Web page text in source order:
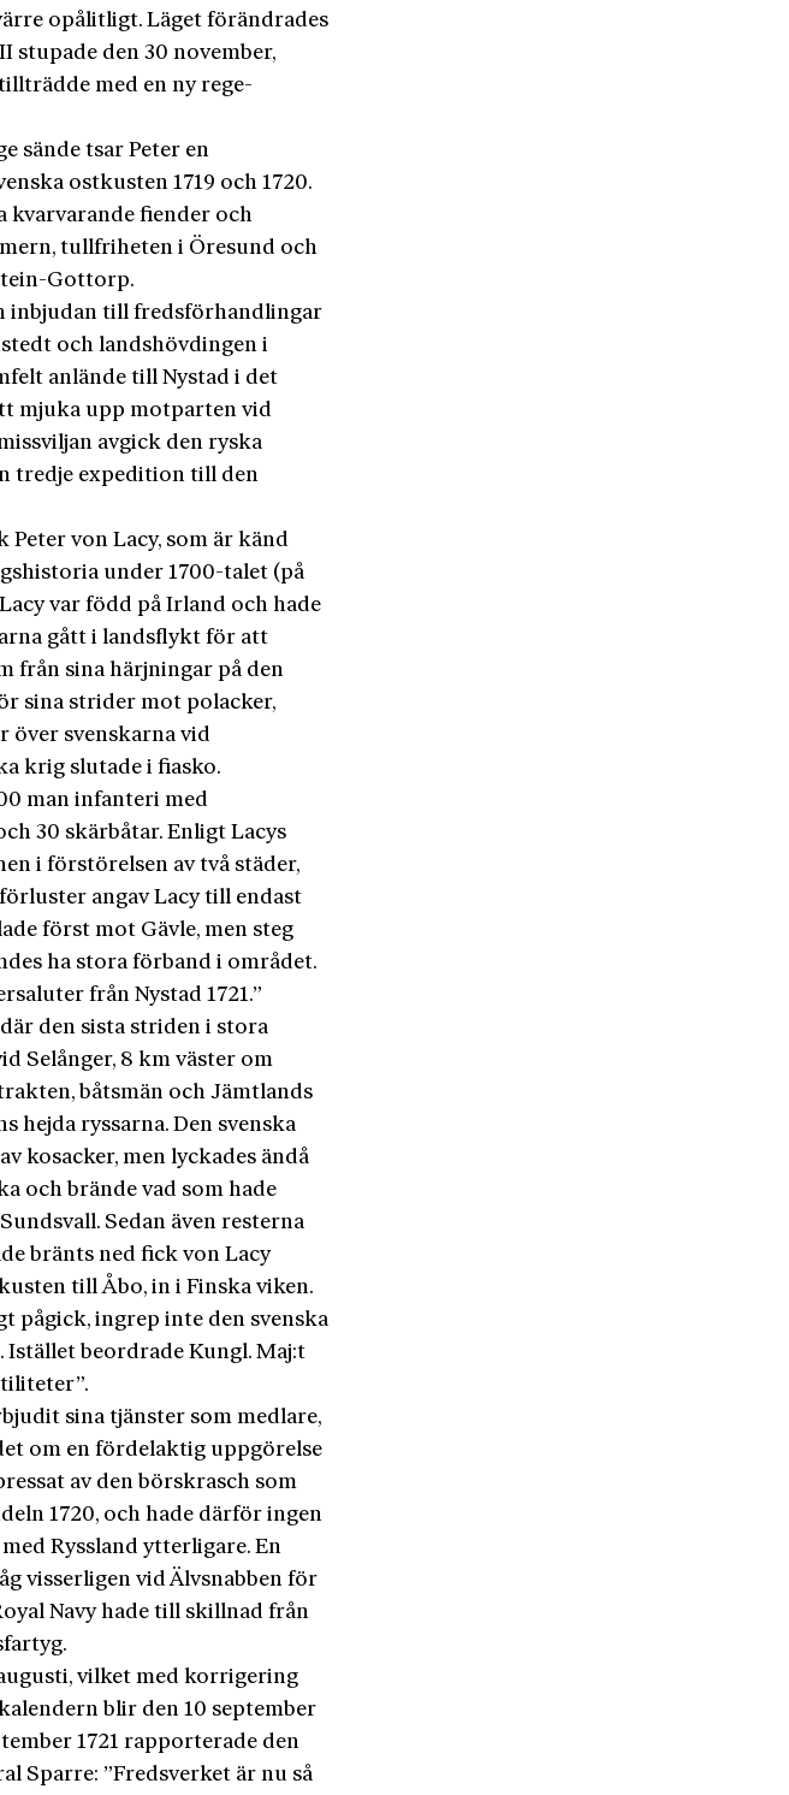
opålitligt. Läget förändrades
stupade den 30 november,
med en ny rege­
sände tsar Peter en
ostkusten 1719 och 1720.
kvarvarande fiender och
tullfriheten i Öresund och
Gottorp.
inbjudan till fredsförhandlingar
och landshövdingen i
anlände till Nystad i det
mjuka upp motparten vid
avgick den ryska
tredje expedition till den
von Lacy, som är känd
under 1700-talet (på
var född på Irland och hade
gått i landsflykt för att
från sina härjningar på den
sina strider mot polacker,
över svenskarna vid
krig slutade i fiasko.
man infanteri med
30 skärbåtar. Enligt Lacys
i förstörelsen av två städer,
angav Lacy till endast
först mot Gävle, men steg
ha stora förband i området.
från Nystad 1721.”
den sista striden i stora
Selånger, 8 km väster om
båtsmän och Jämtlands
hejda ryssarna. Den svenska
kosacker, men lyckades ändå
och brände vad som hade
Sedan även resterna
bränts ned fick von Lacy
till Åbo, in i Finska viken.
pågick, ingrep inte den svenska
beord­rade Kungl. Maj:t
sina tjänster som medlare,
om en fördelaktig uppgörelse
av den börskrasch som
1720, och hade därför ingen
Ryssland ytterligare. En
visserligen vid Älvsnabben för
Navy hade till skillnad från
vilket med korrigering
blir den 10 september
1721 rapporterade den
Sparre: ”Fredsverket är nu så